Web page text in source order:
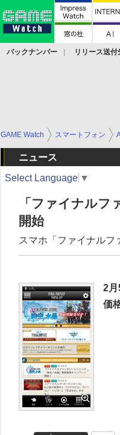
バックナンバー リリース送付
GAME Watch スマートフォン
ニュース
Select Language ▼
「ファイナルフ
開始
スマホ「ファイナルフ
2月
価